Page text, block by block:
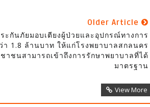
Older Article
ะกันภัยมอบเตียงผู้ป่วยและอุปกรณ์ทางการ
า 1.8 ล้านบาท ให้แก่โรงพยาบาลสกลนคร
ชาชนสามารถเข้าถึงการรักษาพยาบาลที่ได้
มาตรฐาน
View More